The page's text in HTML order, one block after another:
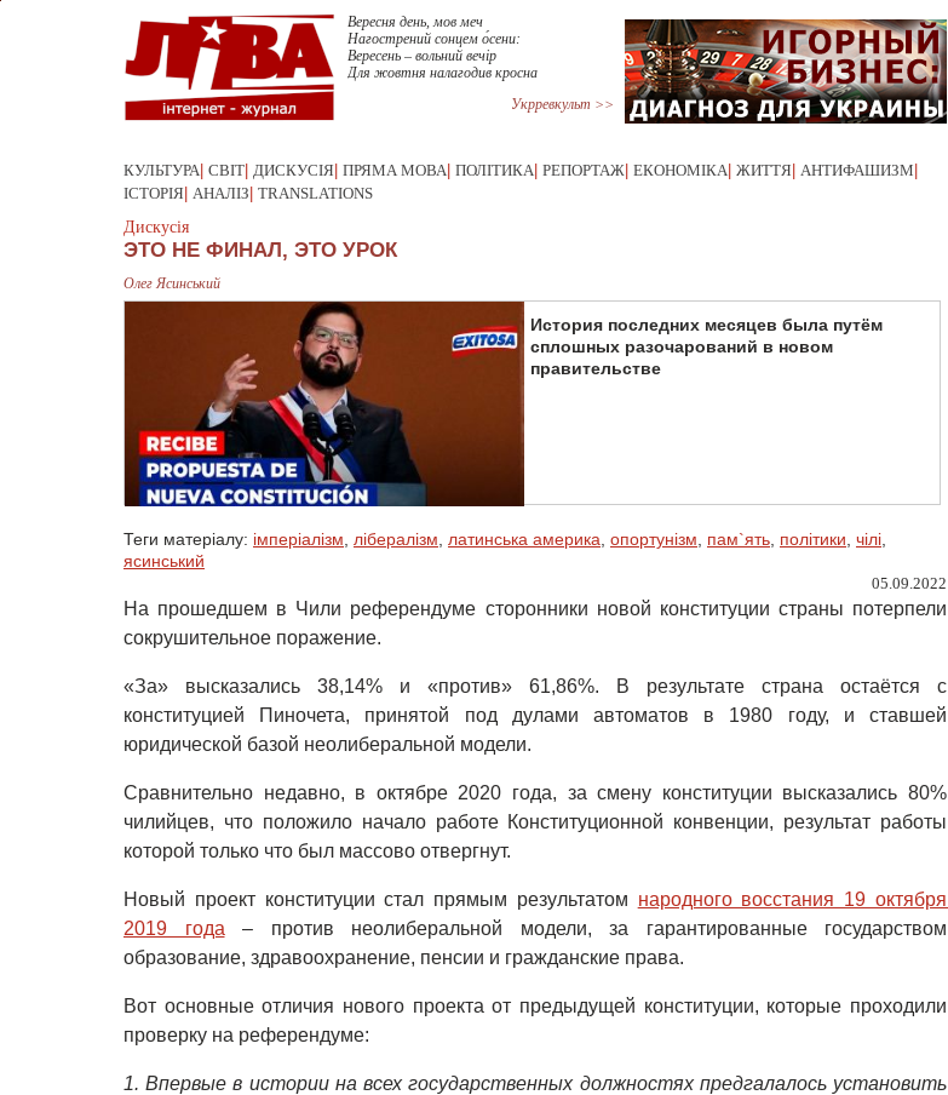
Вересня день, мов меч
Нагострений сонцем о́сени:
Вересень – вольний вечір
Для жовтня налагодив кросна
Укрревкульт >>
КУЛЬТУРА СВІТ ДИСКУСІЯ ПРЯМА МОВА ПОЛІТИКА РЕПОРТАЖ ЕКОНОМІКА ЖИТТЯ АНТИФАШИЗМ
ІСТОРІЯ АНАЛІЗ TRANSLATIONS
Дискусія
ЭТО НЕ ФИНАЛ, ЭТО УРОК
Олег Ясинський
История последних месяцев была путём
сплошных разочарований в новом
правительстве
Теги матеріалу: імперіалізм лібералізм латинська америка опортунізм пам`ять політики чілі
ясинський
05.09.2022
На прошедшем в Чили референдуме сторонники новой конституции страны потерпели
сокрушительное поражение.
«За» высказались 38,14% и «против» 61,86%. В результате страна остаётся с
конституцией Пиночета, принятой под дулами автоматов в 1980 году, и ставшей
юридической базой неолиберальной модели.
Сравнительно недавно, в октябре 2020 года, за смену конституции высказались 80%
чилийцев, что положило начало работе Конституционной конвенции, результат работы
которой только что был массово отвергнут.
Новый проект конституции стал прямым результатом народного восстания 19 октября
2019 года – против неолиберальной модели, за гарантированные государством
образование, здравоохранение, пенсии и гражданские права.
Вот основные отличия нового проекта от предыдущей конституции, которые проходили
проверку на референдуме:
1. Впервые в истории на всех государственных должностях предгалалось установить